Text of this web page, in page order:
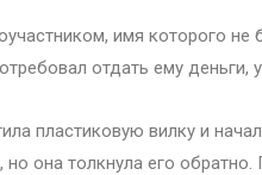
имя которого
отдать ему
пластиковую вилку и
она толкнула его обратно.